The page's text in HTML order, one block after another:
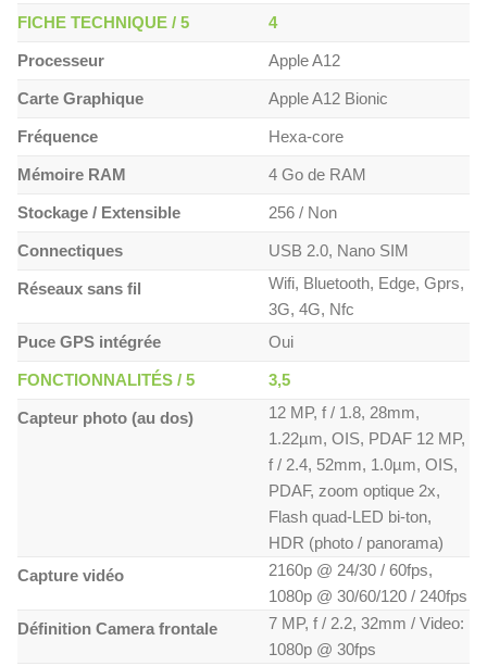
FICHE TECHNIQUE / 5
4
Processeur Apple A12
Carte Graphique Apple A12 Bionic
Fréquence Hexa-core
Mémoire RAM 4 Go de RAM
Stockage / Extensible 256 / Non
Connectiques USB 2.0, Nano SIM
Réseaux sans fil
Wifi, Bluetooth, Edge, Gprs,
3G, 4G, Nfc
Puce GPS intégrée
Oui
FONCTIONNALITÉS / 5 3,5
Capteur photo (au dos)
12 MP, f / 1.8, 28mm,
1.22µm, OIS, PDAF 12 MP,
f / 2.4, 52mm, 1.0µm, OIS,
PDAF, zoom optique 2x,
Flash quad-LED bi-ton,
HDR (photo / panorama)
Capture vidéo
2160p @ 24/30 / 60fps,
1080p @ 30/60/120 / 240fps
Définition Camera frontale
7 MP, f / 2.2, 32mm / Video:
1080p @ 30fps